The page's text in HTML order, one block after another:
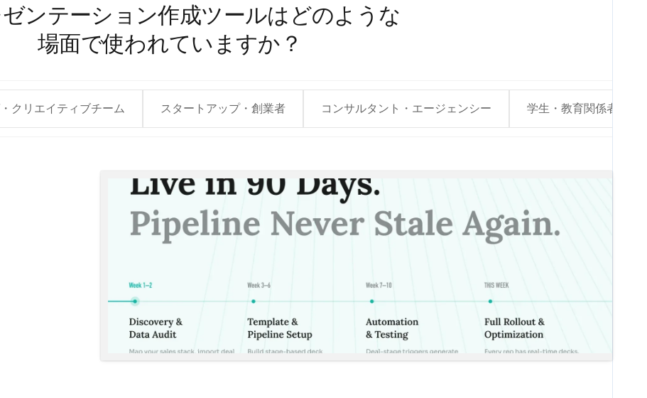
ンテーション作成ツールはどのような
場面で使われていますか？
クリエイティブチーム スタートアップ・創業者 コンサルタント・エージェンシー 学生・教育関係者